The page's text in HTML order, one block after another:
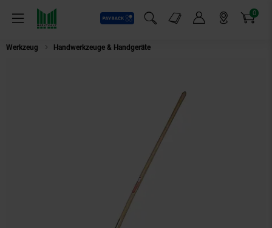
Menü
Payback
Suchfeld einblenden
Markt-Angebote 0
Artikel
Werkzeug Handwerkzeuge & Handgeräte